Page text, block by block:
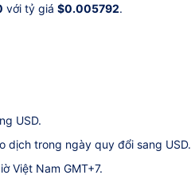
với tỷ giá $0.005792.
USD.
dịch trong ngày quy đổi sang USD.
Việt Nam GMT+7.